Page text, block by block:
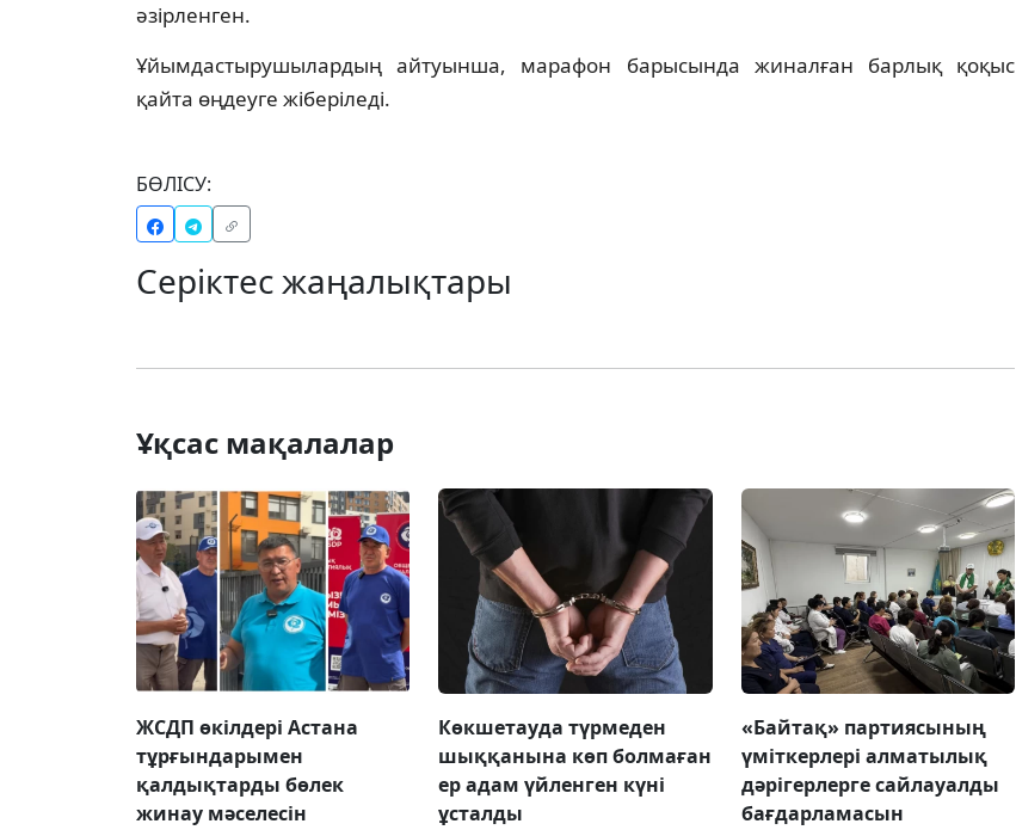
әзірленген.
Ұйымдастырушылардың айтуынша, марафон барысында жиналған барлық қоқыс
қайта өңдеуге жіберіледі.
БӨЛІСУ:
Серіктес жаңалықтары
Ұқсас мақалалар
ЖСДП өкілдері Астана
тұрғындарымен
қалдықтарды бөлек
жинау мәселесін
Көкшетауда түрмеден
шыққанына көп болмаған
ер адам үйленген күні
ұсталды
«Байтақ» партиясының
үміткерлері алматылық
дәрігерлерге сайлауалды
бағдарламасын